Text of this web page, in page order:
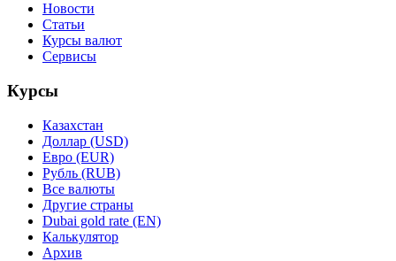
Новости
Статьи
Курсы валют
Сервисы
Курсы
Казахстан
Доллар (USD)
Евро (EUR)
Рубль (RUB)
Все валюты
Другие страны
Dubai gold rate (EN)
Калькулятор
Архив